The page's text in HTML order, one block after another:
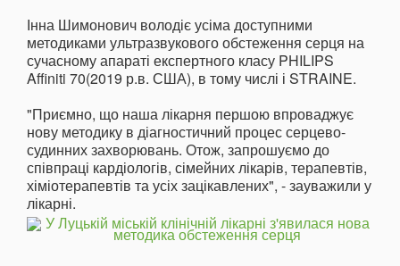
Інна Шимонович володіє усіма доступними
методиками ультразвукового обстеження серця на
сучасному апараті експертного класу PHILIPS
Affiniti 70(2019 р.в. США), в тому числі і STRAINE.
"Приємно, що наша лікарня першою впроваджує
нову методику в діагностичний процес серцево-
судинних захворювань. Отож, запрошуємо до
співпраці кардіологів, сімейних лікарів, терапевтів,
хіміотерапевтів та усіх зацікавлених", - зауважили у
лікарні.